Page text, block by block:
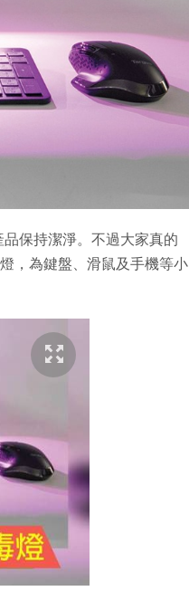
保持潔淨。不過大家真的
，為鍵盤、滑鼠及手機等小